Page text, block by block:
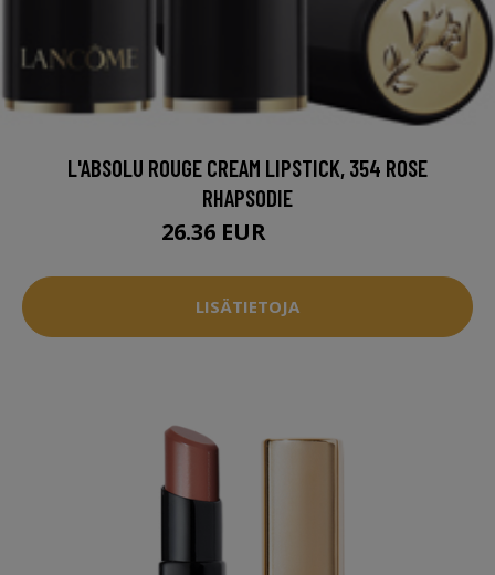
L'ABSOLU ROUGE CREAM LIPSTICK, 354 ROSE
RHAPSODIE
26.36 EUR
LISÄTIETOJA